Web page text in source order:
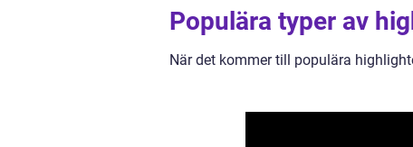
Populära typer av
När det kommer till populära